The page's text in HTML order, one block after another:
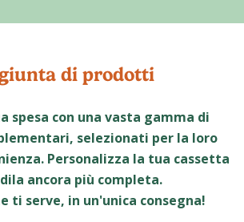
di prodotti
spesa con una vasta gamma di
selezionati per la loro
Personalizza la tua cassetta
ancora più completa.
ti serve, in un'unica consegna!